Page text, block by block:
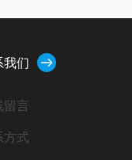
我们
留言
方式